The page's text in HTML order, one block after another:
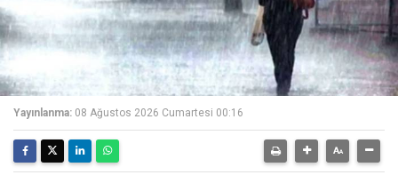
Yayınlanma: 08 Ağustos 2026 Cumartesi 00:16